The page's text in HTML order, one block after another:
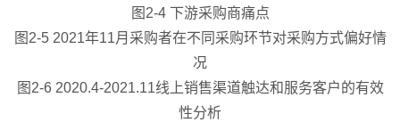
图2-4 下游采购商痛点
图2-5 2021年11月采购者在不同采购环节对采购方式偏好情
况
图2-6 2020.4-2021.11线上销售渠道触达和服务客户的有效
性分析